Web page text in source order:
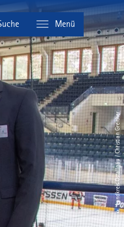
Menü
© Landkreis Ostallgäu / Christian Greither